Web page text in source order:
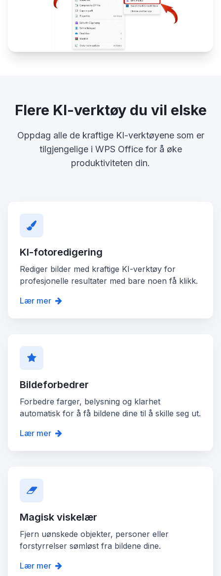
Flere KI-verktøy du vil elske
Oppdag alle de kraftige KI-verktøyene som er
tilgjengelige i WPS Office for å øke
produktiviteten din.
KI-fotoredigering
Rediger bilder med kraftige KI-verktøy for
profesjonelle resultater med bare noen få klikk.
Lær mer
Bildeforbedrer
Forbedre farger, belysning og klarhet
automatisk for å få bildene dine til å skille seg ut.
Lær mer
Magisk viskelær
Fjern uønskede objekter, personer eller
forstyrrelser sømløst fra bildene dine.
Lær mer